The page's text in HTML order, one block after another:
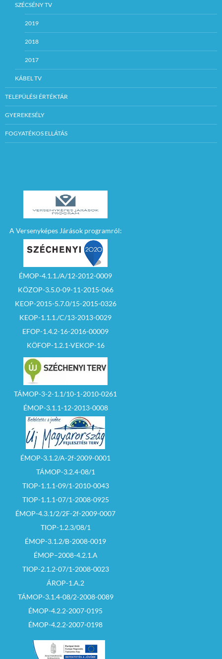
SZÉCSÉNY TV
2019
2018
2017
KÁBEL TV
TELEPÜLÉSI ÉRTÉKTÁR
GYEREKESÉLY
FOGYATÉKOS ELLÁTÁS
A Versenyképes Járások programról:
ÉMOP-4.1.1./A/12-2012-0009
KÖZOP-3.5.0-09-11-2015-066
KEOP-2015-5.7.0/15-2015-0326
KEOP-1.1.1./C/13-2013-0029
EFOP-1.4.2-16-2016-00009
KÖFOP-1.2.1-VEKOP-16
TÁMOP-3-2-1.1/10-1-2010-0261
ÉMOP-3.1.1-12-2013-0008
ÉMOP-3.1.2/A-2f-2009-0001
TÁMOP-3.2.4-08/1
TIOP-1.1.1-09/1-2010-0043
TIOP-1.1.1-07/1-2008-0925
ÉMOP-4.3.1/2/2F-2f-2009-0007
TIOP-1.2.3/08/1
ÉMOP-3.1.2/B-2008-0019
ÉMOP–2008-4.2.1.A
TIOP-2.1.2-07/1-2008-0023
ÁROP-1.A.2
TÁMOP-3.1.4-08/2-2008-0089
ÉMOP-4.2.2-2007-0195
ÉMOP-4.2.2-2007-0198